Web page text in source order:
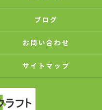
ブログ
お問い合わせ
サイトマップ